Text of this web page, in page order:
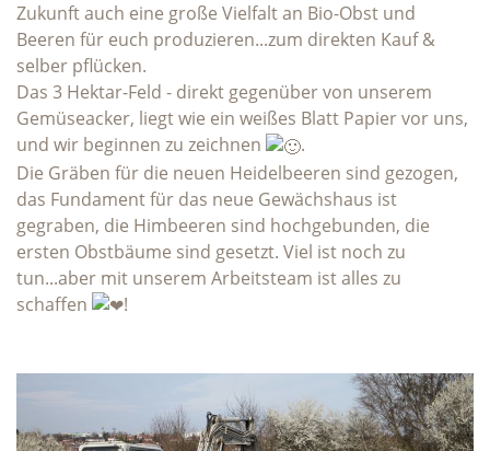
Zukunft auch eine große Vielfalt an Bio-Obst und
Beeren für euch produzieren...zum direkten Kauf &
selber pflücken.
Das 3 Hektar-Feld - direkt gegenüber von unserem
Gemüseacker, liegt wie ein weißes Blatt Papier vor uns,
und wir beginnen zu zeichnen
.
Die Gräben für die neuen Heidelbeeren sind gezogen,
das Fundament für das neue Gewächshaus ist
gegraben, die Himbeeren sind hochgebunden, die
ersten Obstbäume sind gesetzt. Viel ist noch zu
tun...aber mit unserem Arbeitsteam ist alles zu
schaffen
!